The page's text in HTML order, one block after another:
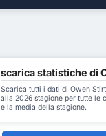
scarica statistiche di
Scarica tutti i dati di Owen
alla 2026 stagione per tutte le
e la media della stagione.